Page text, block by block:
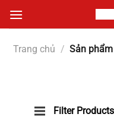
qua
dungTrang chủ / Sản
Filter Products